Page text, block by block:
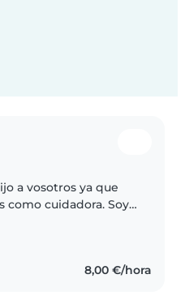
a vosotros ya que
como cuidadora. Soy
8,00 €/hora